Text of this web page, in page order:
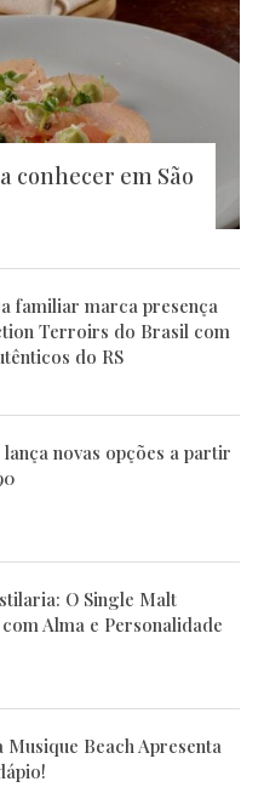
conhecer em São
familiar marca presença
Terroirs do Brasil com
do RS
novas opções a partir
O Single Malt
Alma e Personalidade
Musique Beach Apresenta